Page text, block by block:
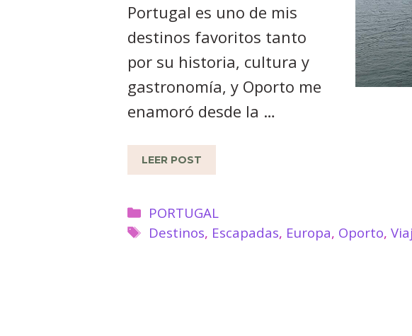
Portugal es uno de mis
destinos favoritos tanto
por su historia, cultura y
gastronomía, y Oporto me
enamoró desde la …
LEER POST
Categorías
PORTUGAL
Etiquetas
Destinos, Escapadas, Europa, Oporto,